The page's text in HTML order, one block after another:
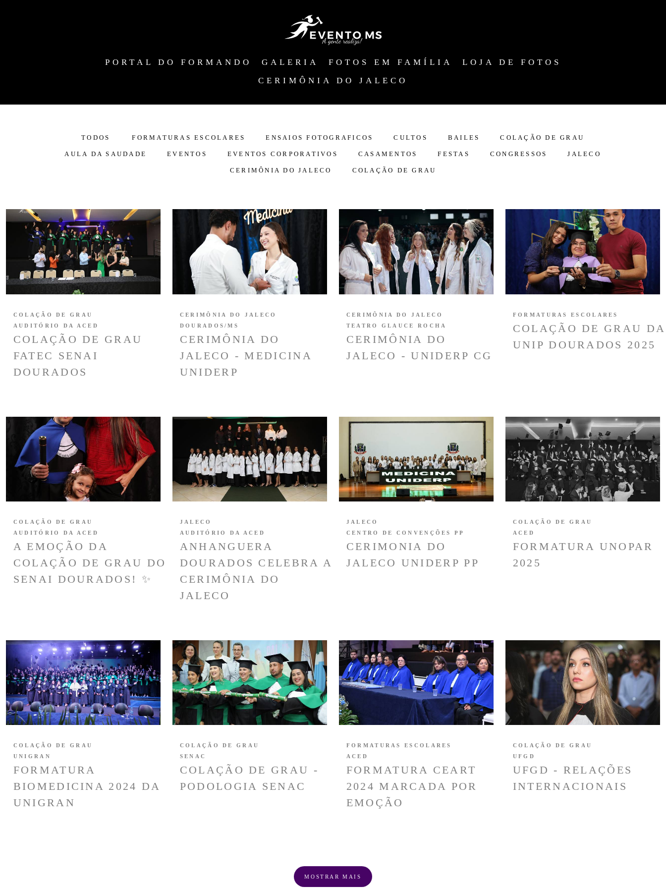
PORTAL DO FORMANDO GALERIA FOTOS EM FAMÍLIA
LOJA DE FOTOS
CERIMÔNIA DO JALECO
TODOS FORMATURAS ESCOLARES ENSAIOS FOTOGRAFICOS CULTOS BAILES COLAÇÃO DE GRAU
AULA DA SAUDADE EVENTOS EVENTOS CORPORATIVOS CASAMENTOS FESTAS CONGRESSOS JALECO
CERIMÔNIA DO JALECO COLAÇÃO DE GRAU
COLAÇÃO DE GRAU
FATEC SENAI
DOURADOS
COLAÇÃO DE GRAU
AUDITÓRIO DA ACED
CERIMÔNIA DO
JALECO - MEDICINA
UNIDERP
CERIMÔNIA DO JALECO
DOURADOS/MS
CERIMÔNIA DO
JALECO - UNIDERP CG
CERIMÔNIA DO JALECO
TEATRO GLAUCE ROCHA
COLAÇÃO DE GRAU DA
UNIP DOURADOS 2025
FORMATURAS ESCOLARES
A EMOÇÃO DA
COLAÇÃO DE GRAU DO
SENAI DOURADOS! ✨
COLAÇÃO DE GRAU
AUDITÓRIO DA ACED
ANHANGUERA
DOURADOS CELEBRA A
CERIMÔNIA DO
JALECO
JALECO
AUDITÓRIO DA ACED
CERIMONIA DO
JALECO UNIDERP PP
JALECO
CENTRO DE CONVENÇÕES PP
FORMATURA UNOPAR
2025
COLAÇÃO DE GRAU
ACED
FORMATURA
BIOMEDICINA 2024 DA
UNIGRAN
COLAÇÃO DE GRAU
UNIGRAN
COLAÇÃO DE GRAU -
PODOLOGIA SENAC
COLAÇÃO DE GRAU
SENAC
FORMATURA CEART
2024 MARCADA POR
EMOÇÃO
FORMATURAS ESCOLARES
ACED
UFGD - RELAÇÕES
INTERNACIONAIS
COLAÇÃO DE GRAU
UFGD
MOSTRAR MAIS